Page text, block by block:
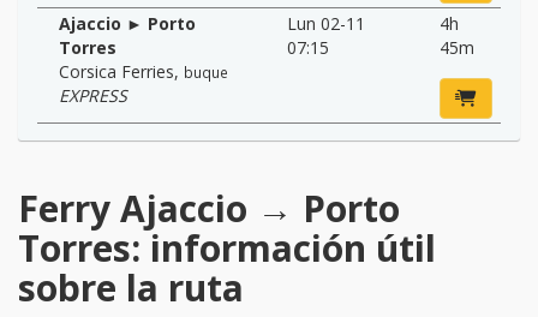
Ajaccio ► Porto
Torres
Corsica Ferries, buque
EXPRESS
Lun 02-11
07:15
4h
45m
Ferry Ajaccio → Porto
Torres: información útil
sobre la ruta